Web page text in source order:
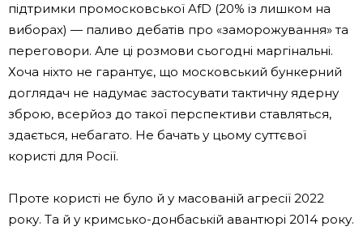
підтримки промосковської AfD (20% із лишком на
виборах) — паливо дебатів про «заморожування» та
переговори. Але ці розмови сьогодні маргінальні.
Хоча ніхто не гарантує, що московський бункерний
доглядач не надумає застосувати тактичну ядерну
зброю, всерйоз до такої перспективи ставляться,
здається, небагато. Не бачать у цьому суттєвої
користі для Росії.
Проте користі не було й у масованій агресії 2022
року. Та й у кримсько-донбаській авантюрі 2014 року.